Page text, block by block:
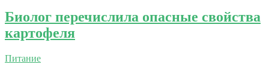
Биолог перечислила опасные свойства
картофеля
Питание